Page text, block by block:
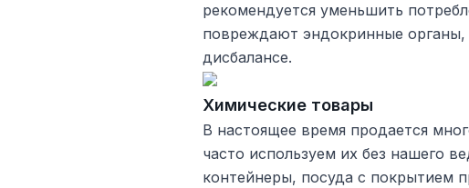
рекомендуется уменьшить
повреждают эндокринные органы,
дисбалансе.
Химические товары
В настоящее время продается
часто используем их без нашего
контейнеры, посуда с покрытием